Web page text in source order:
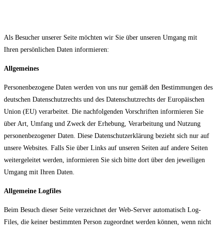
Als Besucher unserer Seite möchten wir Sie über unseren Umgang mit
Ihren persönlichen Daten informieren:
Allgemeines
Personenbezogene Daten werden von uns nur gemäß den Bestimmungen des
deutschen Datenschutzrechts und des Datenschutzrechts der Europäischen
Union (EU) verarbeitet. Die nachfolgenden Vorschriften informieren Sie
über Art, Umfang und Zweck der Erhebung, Verarbeitung und Nutzung
personenbezogener Daten. Diese Datenschutzerklärung bezieht sich nur auf
unsere Websites. Falls Sie über Links auf unseren Seiten auf andere Seiten
weitergeleitet werden, informieren Sie sich bitte dort über den jeweiligen
Umgang mit Ihren Daten.
Allgemeine Logfiles
Beim Besuch dieser Seite verzeichnet der Web-Server automatisch Log-
Files, die keiner bestimmten Person zugeordnet werden können, wenn nicht